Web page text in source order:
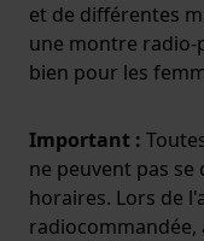
et de différentes
une montre radio-
bien pour les
Important :
ne peuvent pas
horaires. Lors de
radiocommandée,